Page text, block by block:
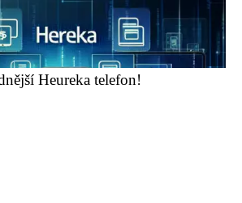
Heureka telefon!